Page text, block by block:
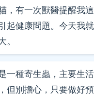
，有一次獸醫提醒我
起健康問題。今天我
。
一種寄生蟲，主要生
但別擔心，只要做好